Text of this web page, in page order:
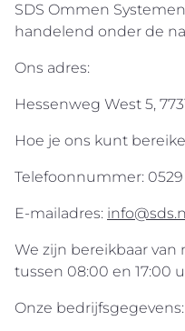
SDS Ommen
handelend onder de
Ons adres:
Hessenweg West 5,
Hoe je ons kunt
Telefoonnummer:
E-mailadres:
We zijn bereikbaar
tussen 08:00 en 17:00
Onze bedrijfsgegevens: